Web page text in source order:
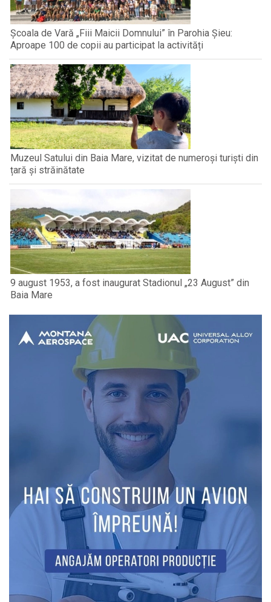
Școala de Vară „Fiii Maicii Domnului” în Parohia Șieu:
Aproape 100 de copii au participat la activități
Muzeul Satului din Baia Mare, vizitat de numeroși turiști din
țară și străinătate
9 august 1953, a fost inaugurat Stadionul „23 August” din
Baia Mare